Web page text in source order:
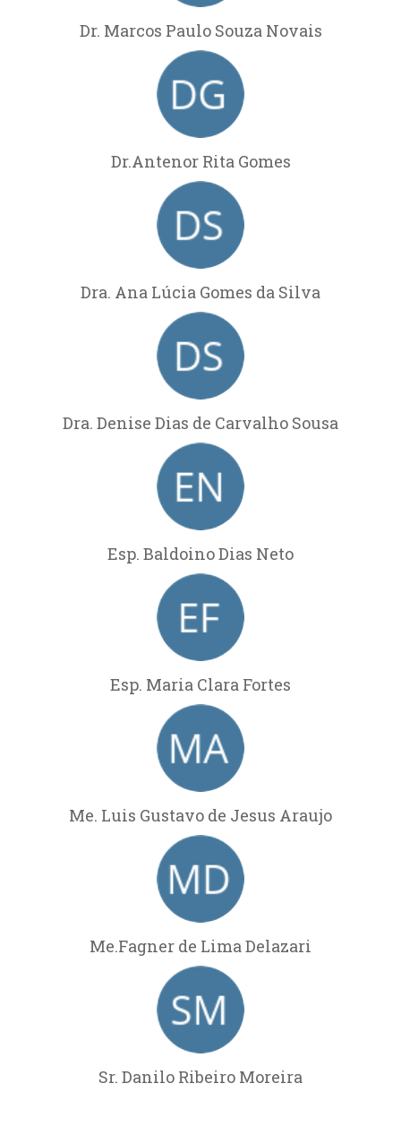
Dr. Marcos Paulo Souza Novais
Dr.Antenor Rita Gomes
Dra. Ana Lúcia Gomes da Silva
Dra. Denise Dias de Carvalho Sousa
Esp. Baldoino Dias Neto
Esp. Maria Clara Fortes
Me. Luis Gustavo de Jesus Araujo
Me.Fagner de Lima Delazari
Sr. Danilo Ribeiro Moreira